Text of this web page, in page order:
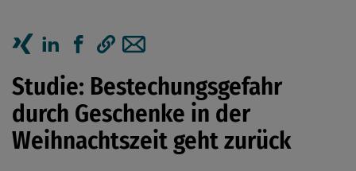
Seiteninhalt
Artikel auf Xing teilen
Artikel auf linkedIn teilen
Artikel auf Facebook teilen
Studie: Bestechungsgefahr
durch Geschenke in der
Weihnachtszeit geht zurück